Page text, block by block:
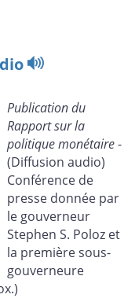
Publication du
Rapport sur la
politique monétaire-
(Diffusion audio)
Conférence de
presse donnée par
le gouverneur
Stephen S. Poloz et
la première sous-
gouverneure